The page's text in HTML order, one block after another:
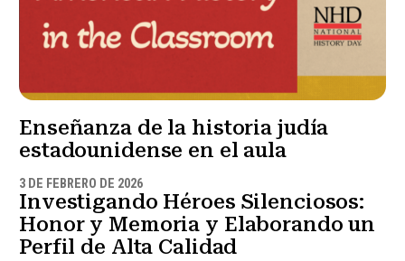
Enseñanza de la historia judía
estadounidense en el aula
3 DE FEBRERO DE 2026
Investigando Héroes Silenciosos:
Honor y Memoria y Elaborando un
Perfil de Alta Calidad